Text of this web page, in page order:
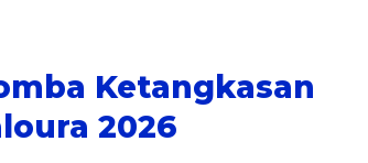
Ketangkasan
2026